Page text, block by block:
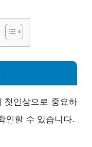
첫인상으로 중요하
인할 수 있습니다.